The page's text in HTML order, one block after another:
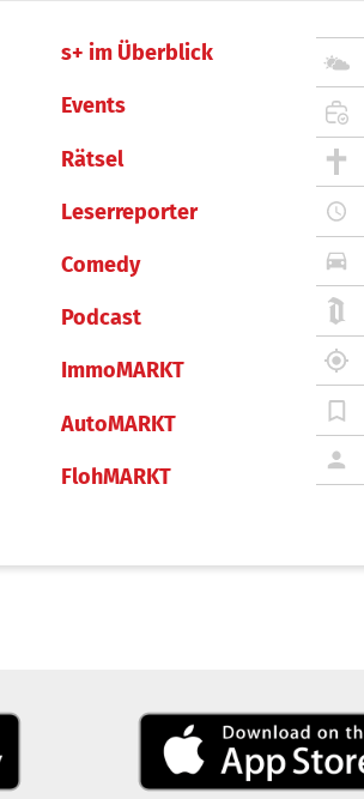
s+ im Überblick
Events
Rätsel
Leserreporter
Comedy
Podcast
ImmoMARKT
AutoMARKT
FlohMARKT